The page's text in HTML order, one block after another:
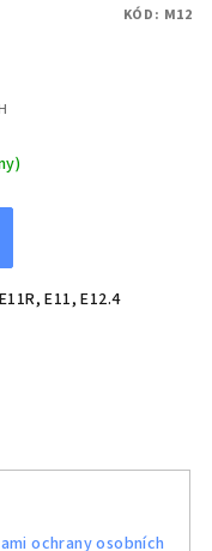
E11, E12.4
KÓD: M12
ochrany osobních